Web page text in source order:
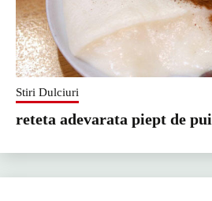
Stiri Dulciuri
reteta adevarata piept de pui